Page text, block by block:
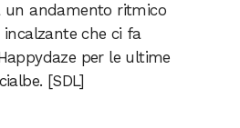
un andamento ritmico
incalzante che ci fa
per le ultime
[SDL]